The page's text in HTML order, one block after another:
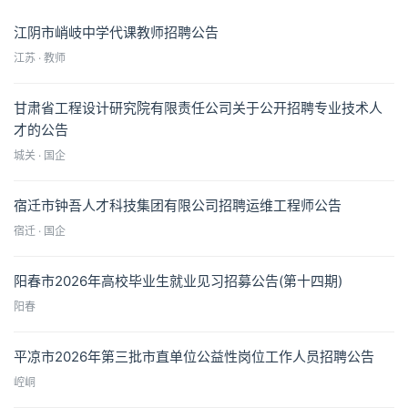
江阴市峭岐中学代课教师招聘公告
江苏 · 教师
甘肃省工程设计研究院有限责任公司关于公开招聘专业技术人
才的公告
城关 · 国企
宿迁市钟吾人才科技集团有限公司招聘运维工程师公告
宿迁 · 国企
阳春市2026年高校毕业生就业见习招募公告(第十四期)
阳春
平凉市2026年第三批市直单位公益性岗位工作人员招聘公告
崆峒